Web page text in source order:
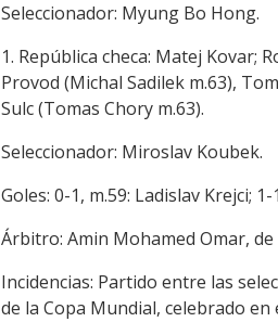
Seleccionador: Myung Bo Hong.
1. República checa: Matej Kovar;
Provod (Michal Sadilek m.63),
Sulc (Tomas Chory m.63).
Seleccionador: Miroslav Koubek.
Goles: 0-1, m.59: Ladislav Krejci;
Árbitro: Amin Mohamed Omar,
Incidencias: Partido entre las
de la Copa Mundial, celebrado en